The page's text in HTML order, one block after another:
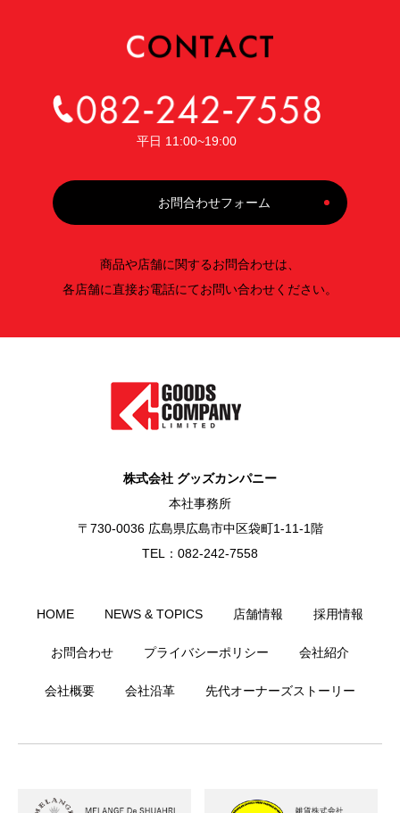
平日 11:00~19:00
お問合わせフォーム
商品や店舗に関するお問合わせは、
各店舗に直接お電話にてお問い合わせください。
株式会社 グッズカンパニー
本社事務所
〒730-0036 広島県広島市中区袋町1-11-1階
TEL：082-242-7558
HOME NEWS & TOPICS 店舗情報 採用情報
お問合わせ プライバシーポリシー 会社紹介
会社概要 会社沿革 先代オーナーズストーリー